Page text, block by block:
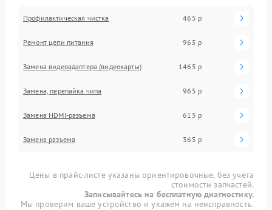
Профилактическая чистка 465 р
Ремонт цепи питания 965 р
Замена видеоадаптера (видеокарты) 1465 р
Замена, перепайка чипа 965 р
Замена HDMI-разъема 615 р
Замена разъема 365 р
Цены в прайс-листе указаны ориентировочные, без учета
стоимости запчастей.
Записывайтесь на бесплатную диагностику.
Мы проверим ваше устройство и укажем на неисправность.